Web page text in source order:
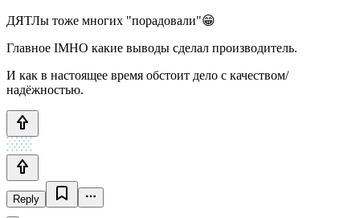
ДЯТЛы тоже многих "порадовали"😁
Главное IMHO какие выводы сделал производитель.
И как в настоящее время обстоит дело с качеством/
надёжностью.
Reply